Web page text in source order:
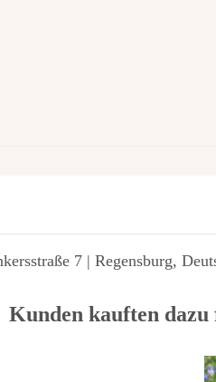
7 | Regensburg,
Kunden kauften